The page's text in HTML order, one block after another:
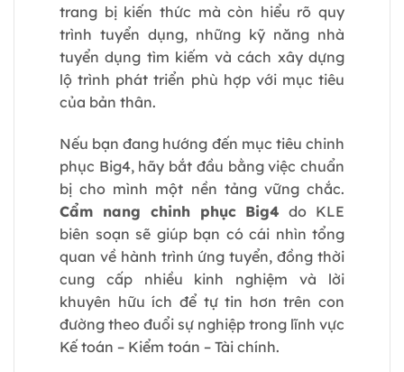
trang bị kiến thức mà còn hiểu rõ quy
trình tuyển dụng, những kỹ năng nhà
tuyển dụng tìm kiếm và cách xây dựng
lộ trình phát triển phù hợp với mục tiêu
của bản thân.
Nếu bạn đang hướng đến mục tiêu chinh
phục Big4, hãy bắt đầu bằng việc chuẩn
bị cho mình một nền tảng vững chắc.
Cẩm nang chinh phục Big4 do KLE
biên soạn sẽ giúp bạn có cái nhìn tổng
quan về hành trình ứng tuyển, đồng thời
cung cấp nhiều kinh nghiệm và lời
khuyên hữu ích để tự tin hơn trên con
đường theo đuổi sự nghiệp trong lĩnh vực
Kế toán – Kiểm toán – Tài chính.